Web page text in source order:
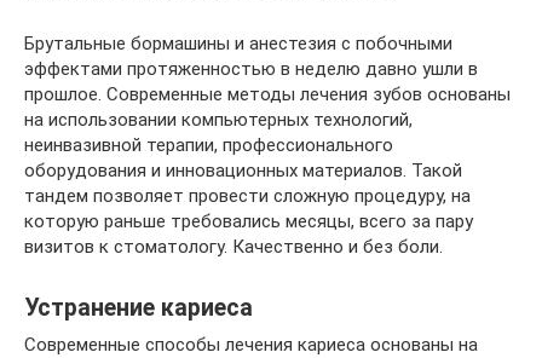
Брутальные бормашины и анестезия с побочными
эффектами протяженностью в неделю давно ушли в
прошлое. Современные методы лечения зубов основаны
на использовании компьютерных технологий,
неинвазивной терапии, профессионального
оборудования и инновационных материалов. Такой
тандем позволяет провести сложную процедуру, на
которую раньше требовались месяцы, всего за пару
визитов к стоматологу. Качественно и без боли.
Устранение кариеса
Современные способы лечения кариеса основаны на